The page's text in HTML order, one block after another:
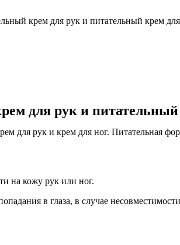
крем для рук и питательный крем
для рук и питательный
для рук и крем для ног. Питательная
на кожу рук или ног.
в глаза, в случае